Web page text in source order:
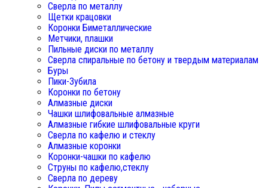
Сверла по металлу
Щетки крацовки
Коронки Биметаллические
Метчики, плашки
Пильные диски по металлу
Сверла спиральные по бетону и твердым материалам
Буры
Пики-Зубила
Коронки по бетону
Алмазные диски
Чашки шлифовальные алмазные
Алмазные гибкие шлифовальные круги
Сверла по кафелю и стеклу
Алмазные коронки
Коронки-чашки по кафелю
Струны по кафелю,стеклу
Сверла по дереву